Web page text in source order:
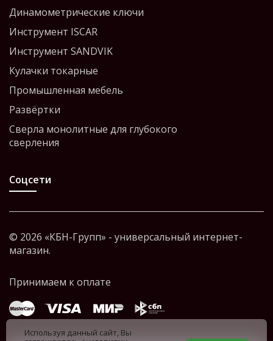
Динамометрические ключи
Инструмент ISCAR
Инструмент SANDVIK
Кулачки токарные
Промышленная мебель
Развёртки
Сверла монолитные для глубокого
сверления
Соцсети
© 2026 «КБН-Групп» - универсальный интернет-
магазин.
Используя данный сайт, Вы